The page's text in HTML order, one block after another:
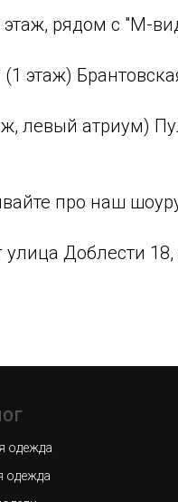
рядом с "М-
этаж)
левый атриум)
про наш
улица Доблести 18,
одежда
одежда